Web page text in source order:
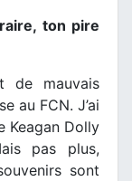
ton pire
de mauvais
au FCN. J’ai
Keagan Dolly
pas plus,
sont